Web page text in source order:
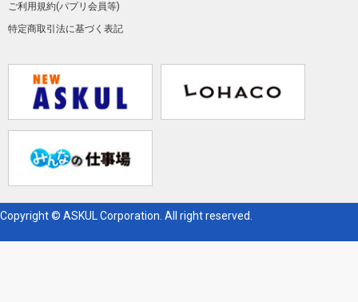
ご利用規約(パプリ会員等)
特定商取引法に基づく表記
Copyright © ASKUL Corporation. All right reserved.